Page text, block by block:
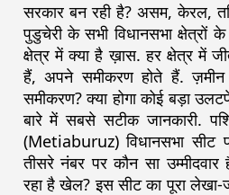
सरकार बन रही है? असम, केरल,
पुडुचेरी के सभी विधानसभा क्षेत्रों
क्षेत्र में क्या है ख़ास. हर क्षेत्र में
हैं, अपने समीकरण होते हैं.
समीकरण? क्या होगा कोई बड़ा
बारे में सबसे सटीक जानकारी.
(Metiaburuz) विधानसभा
तीसरे नंबर पर कौन सा उम्मीदवार
रहा है खेल? इस सीट का पूरा